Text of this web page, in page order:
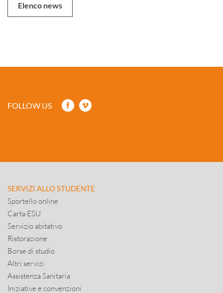
Elenco news
FOLLOW US
SERVIZI ALLO STUDENTE
Sportello online
Carta ESU
Servizio abitativo
Ristorazione
Borse di studio
Altri servizi
Assistenza Sanitaria
Iniziative e convenzioni